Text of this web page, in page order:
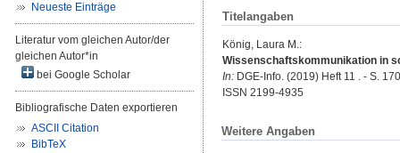
Neueste Einträge
Literatur vom gleichen Autor/der
gleichen Autor*in
bei Google Scholar
Bibliografische Daten exportieren
ASCII Citation
BibTeX
Titelangaben
König, Laura M.:
Wissenschaftskommunikation in
In: DGE-Info. (2019) Heft 11 . - S.
ISSN 2199-4935
Weitere Angaben